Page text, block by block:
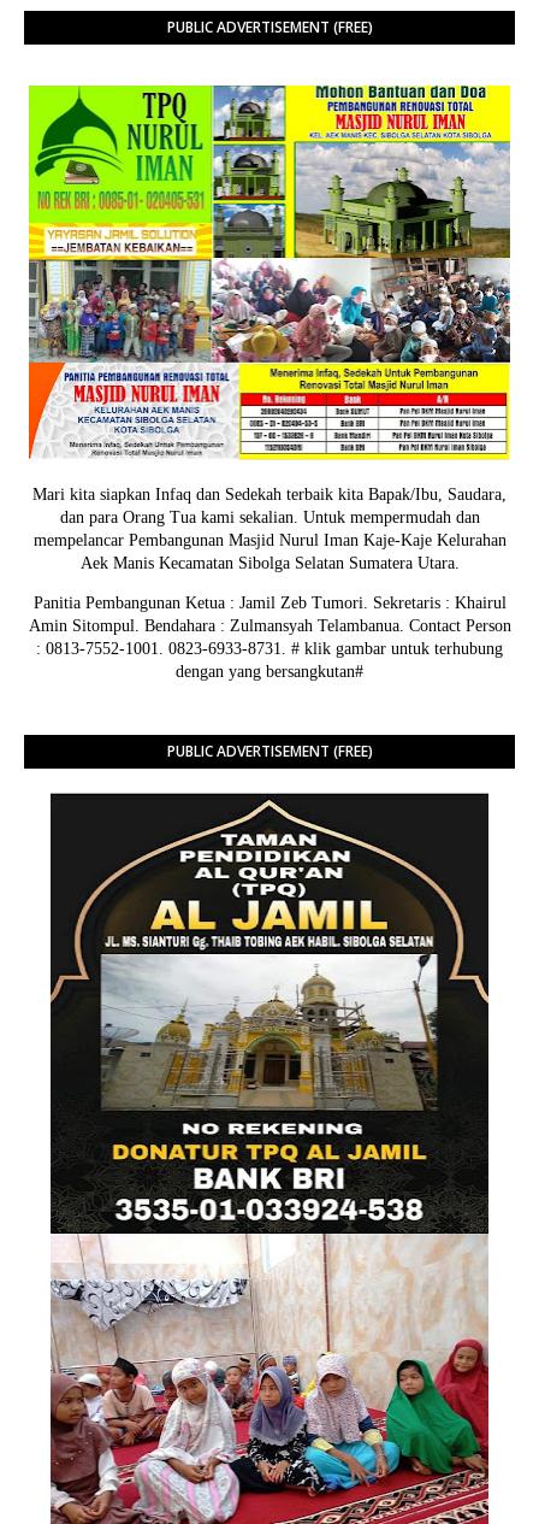
PUBLIC ADVERTISEMENT (FREE)
Mari kita siapkan Infaq dan Sedekah terbaik kita Bapak/Ibu, Saudara,
dan para Orang Tua kami sekalian. Untuk mempermudah dan
mempelancar Pembangunan Masjid Nurul Iman Kaje-Kaje Kelurahan
Aek Manis Kecamatan Sibolga Selatan Sumatera Utara.
Panitia Pembangunan Ketua : Jamil Zeb Tumori. Sekretaris : Khairul
Amin Sitompul. Bendahara : Zulmansyah Telambanua. Contact Person
: 0813-7552-1001. 0823-6933-8731. # klik gambar untuk terhubung
dengan yang bersangkutan#
PUBLIC ADVERTISEMENT (FREE)